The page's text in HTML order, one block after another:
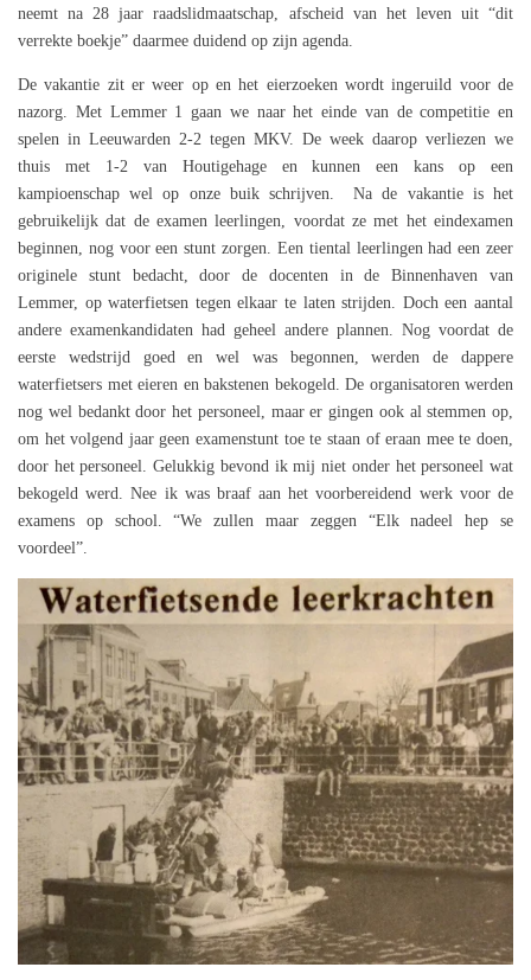
neemt na 28 jaar raadslidmaatschap, afscheid van het leven uit “dit
verrekte boekje” daarmee duidend op zijn agenda.
De vakantie zit er weer op en het eierzoeken wordt ingeruild voor de
nazorg. Met Lemmer 1 gaan we naar het einde van de competitie en
spelen in Leeuwarden 2-2 tegen MKV. De week daarop verliezen we
thuis met 1-2 van Houtigehage en kunnen een kans op een
kampioenschap wel op onze buik schrijven. Na de vakantie is het
gebruikelijk dat de examen leerlingen, voordat ze met het eindexamen
beginnen, nog voor een stunt zorgen. Een tiental leerlingen had een zeer
originele stunt bedacht, door de docenten in de Binnenhaven van
Lemmer, op waterfietsen tegen elkaar te laten strijden. Doch een aantal
andere examenkandidaten had geheel andere plannen. Nog voordat de
eerste wedstrijd goed en wel was begonnen, werden de dappere
waterfietsers met eieren en bakstenen bekogeld. De organisatoren werden
nog wel bedankt door het personeel, maar er gingen ook al stemmen op,
om het volgend jaar geen examenstunt toe te staan of eraan mee te doen,
door het personeel. Gelukkig bevond ik mij niet onder het personeel wat
bekogeld werd. Nee ik was braaf aan het voorbereidend werk voor de
examens op school. “We zullen maar zeggen “Elk nadeel hep se
voordeel”.